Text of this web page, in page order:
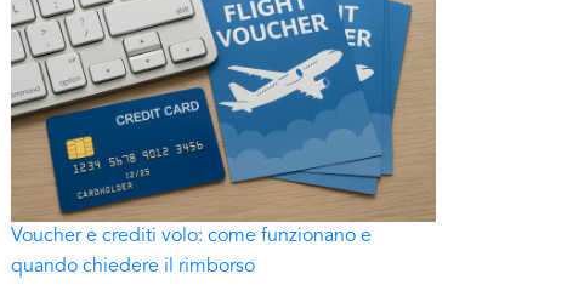
Voucher e crediti volo: come funzionano e
quando chiedere il rimborso